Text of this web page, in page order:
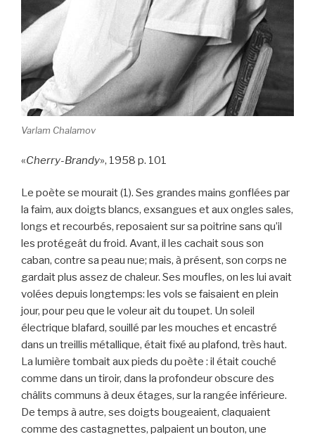
Varlam Chalamov
«Cherry-Brandy», 1958 p. 101
Le poète se mourait (1). Ses grandes mains gonflées par
la faim, aux doigts blancs, exsangues et aux ongles sales,
longs et recourbés, reposaient sur sa poitrine sans qu’il
les protégeât du froid. Avant, il les cachait sous son
caban, contre sa peau nue; mais, à présent, son corps ne
gardait plus assez de chaleur. Ses moufles, on les lui avait
volées depuis longtemps: les vols se faisaient en plein
jour, pour peu que le voleur ait du toupet. Un soleil
électrique blafard, souillé par les mouches et encastré
dans un treillis métallique, était fixé au plafond, très haut.
La lumière tombait aux pieds du poète : il était couché
comme dans un tiroir, dans la profondeur obscure des
châlits communs à deux étages, sur la rangée inférieure.
De temps à autre, ses doigts bougeaient, claquaient
comme des castagnettes, palpaient un bouton, une